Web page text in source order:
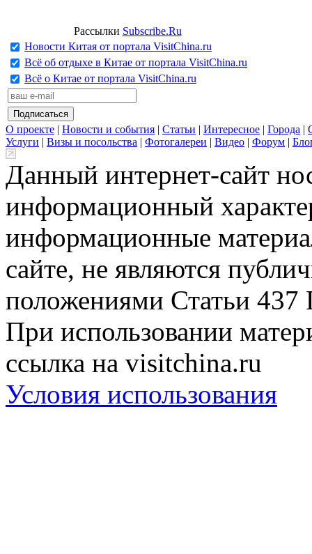
Рассылки Subscribe.Ru
Новости Китая от портала VisitChina.ru
Всё об отдыхе в Китае от портала VisitChina.ru
Всё о Китае от портала VisitChina.ru
О проекте | Новости и события | Статьи | Интересное | Города |
Услуги | Визы и посольства | Фотогалереи | Видео | Форум |
Данный интернет-сайт
информационный
информационные
сайте, не являются
положениями Статьи 437
При использовании
ссылка на visitchina.ru
Условия использования